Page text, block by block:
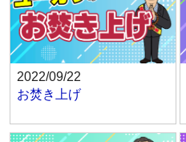
2022/09/22
お焚き上げ